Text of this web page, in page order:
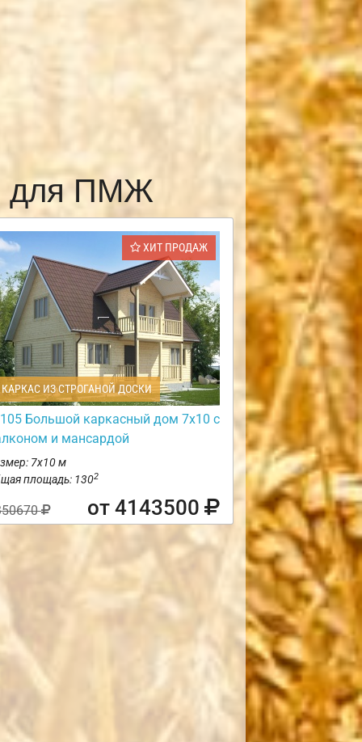
для ПМЖ
ХИТ ПРОДАЖ
ИЗ СТРОГАНОЙ ДОСКИ
Большой каркасный дом 7х10 с
и мансардой
7х10 м
площадь: 1302
от 4143500